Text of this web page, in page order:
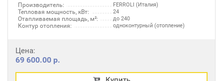
Производитель: FERROLI (Италия)
Тепловая мощность, кВт: 24
Отапливаемая площадь, м²: до 240
Контур отопления: одноконтурный (отопление)
Цена:
69 600.00 р.